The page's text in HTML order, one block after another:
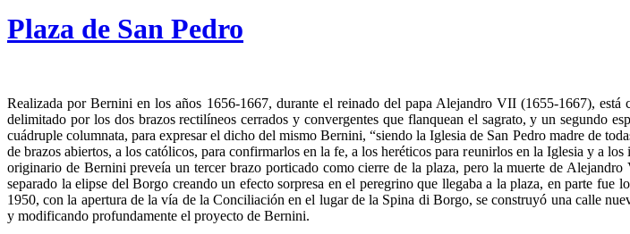
Plaza de San Pedro
Realizada por Bernini en los años 1656-1667, durante el reinado del papa Alejandro VII (1655-1667), está
delimitado por los dos brazos rectilíneos cerrados y convergentes que flanquean el sagrato, y un segundo
cuádruple columnata, para expresar el dicho del mismo Bernini, “siendo la Iglesia de San Pedro madre de
de brazos abiertos, a los católicos, para confirmarlos en la fe, a los heréticos para reunirlos en la Iglesia y a
originario de Bernini preveía un tercer brazo porticado como cierre de la plaza, pero la muerte de
separado la elipse del Borgo creando un efecto sorpresa en el peregrino que llegaba a la plaza, en parte
1950, con la apertura de la vía de la Conciliación en el lugar de la Spina di Borgo, se construyó una calle
y modificando profundamente el proyecto de Bernini.